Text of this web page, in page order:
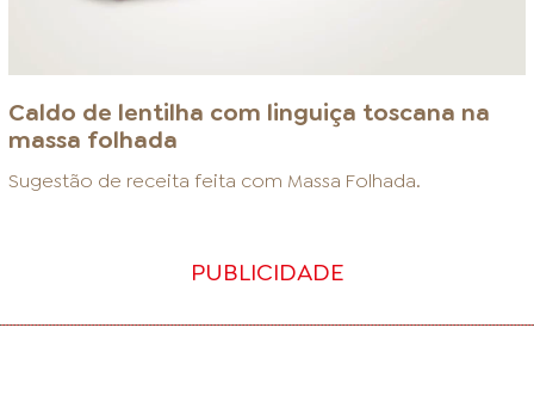
Caldo de lentilha com linguiça toscana na
massa folhada
Sugestão de receita feita com Massa Folhada.
PUBLICIDADE